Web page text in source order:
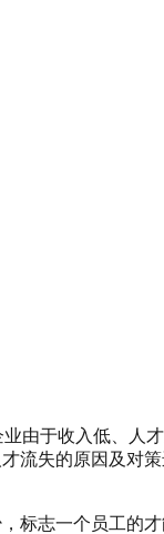
由于收入低、人
流失的原因及对策
一个员工的才